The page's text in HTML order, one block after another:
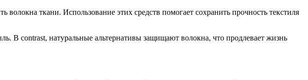
ткани. Использование этих средств помогает сохранить прочность текстиля
В contrast, натуральные альтернативы защищают волокна, что продлевает жизнь